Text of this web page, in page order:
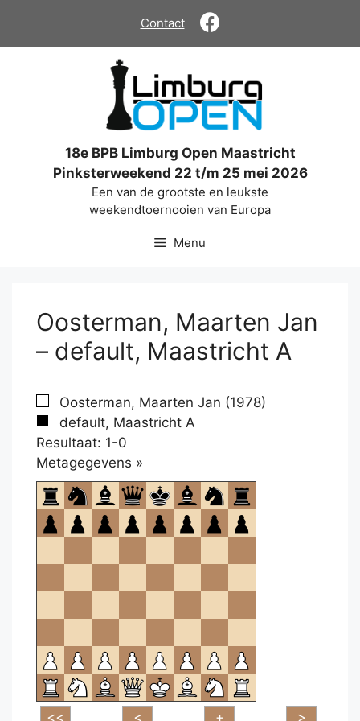
de
Contact
18e BPB Limburg Open Maastricht
Pinksterweekend 22 t/m 25 mei 2026
Een van de grootste en leukste
weekendtoernooien van Europa
Menu
Oosterman, Maarten Jan
– default, Maastricht A
Oosterman, Maarten Jan (1978)
default, Maastricht A
Resultaat: 1-0
Metagegevens »
om
te
openen.